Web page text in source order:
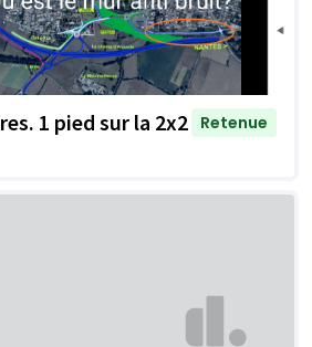
1 pied sur la 2x2 Retenue